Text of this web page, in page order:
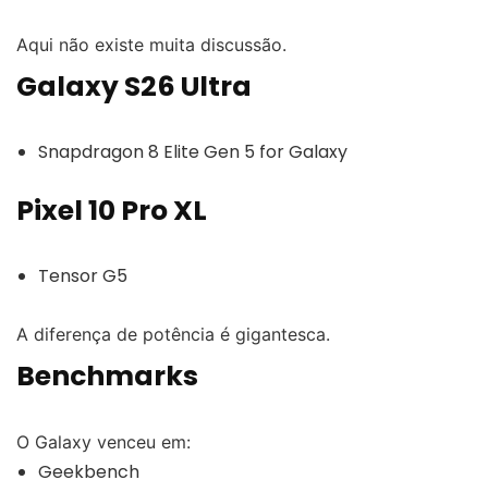
Aqui não existe muita discussão.
Galaxy S26 Ultra
Snapdragon 8 Elite Gen 5 for Galaxy
Pixel 10 Pro XL
Tensor G5
A diferença de potência é gigantesca.
Benchmarks
O Galaxy venceu em:
Geekbench